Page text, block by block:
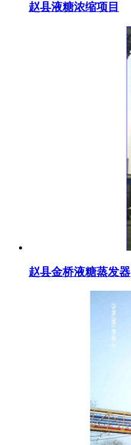
赵县液糖浓缩项目
赵县金桥液糖蒸发器